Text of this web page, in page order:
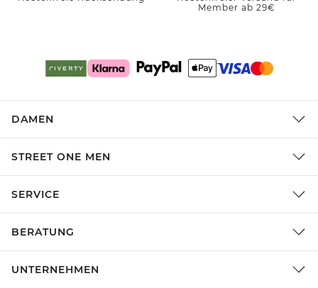
Member ab 29€
DAMEN
STREET ONE MEN
SERVICE
BERATUNG
UNTERNEHMEN